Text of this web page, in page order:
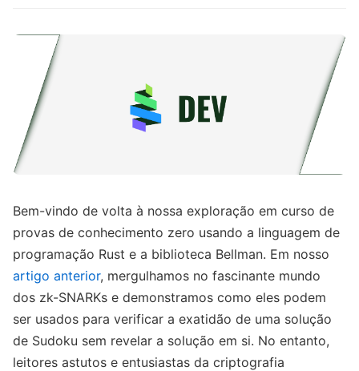
Bem-vindo de volta à nossa exploração em curso de
provas de conhecimento zero usando a linguagem de
programação Rust e a biblioteca Bellman. Em nosso
artigo anterior, mergulhamos no fascinante mundo
dos zk-SNARKs e demonstramos como eles podem
ser usados para verificar a exatidão de uma solução
de Sudoku sem revelar a solução em si. No entanto,
leitores astutos e entusiastas da criptografia